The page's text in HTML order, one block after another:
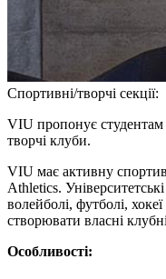
Спортивні/творчі секції:
VIU пропонує студентам
творчі клуби.
VIU має активну
Athletics.
волейболі, футболі,
створювати власні
Особливості: